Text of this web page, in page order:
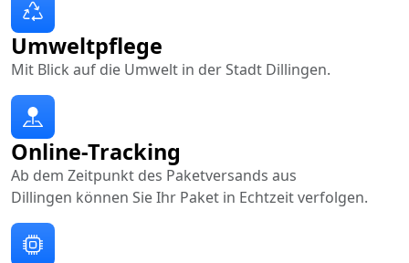
Online-Tracking
Ab dem Zeitpunkt des Paketversands aus
Dillingen können Sie Ihr Paket in Echtzeit verfolgen.
Umweltpflege
Mit Blick auf die Umwelt in der Stadt Dillingen.